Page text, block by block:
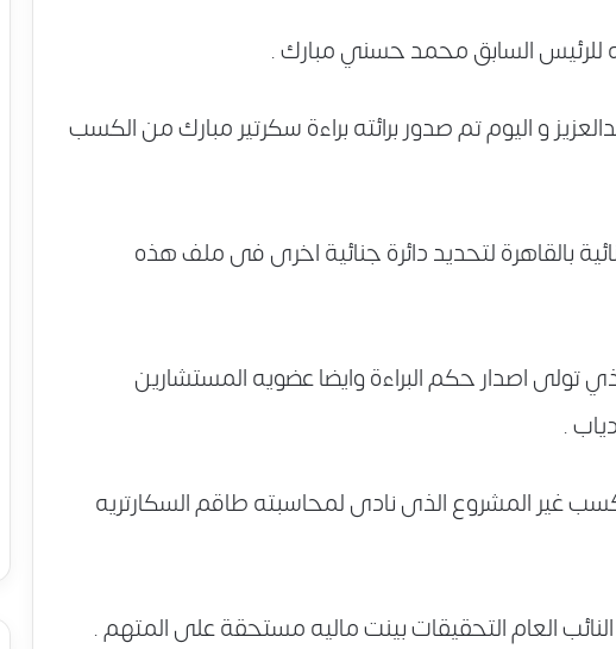
للرئيس السابق محمد حسني مبارك .
و اليوم تم صدور برائته براءة سكرتير مبارك من الكسب
بالقاهرة لتحديد دائرة جنائية اخرى فى ملف هذه
تولى اصدار حكم البراءة وايضا عضويه المستشارين
.
غير المشروع الذى نادى لمحاسبته طاقم السكارتريه
العام التحقيقات بينت ماليه مستحقة على المتهم .